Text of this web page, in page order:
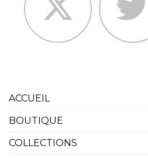
ACCUEIL
BOUTIQUE
COLLECTIONS